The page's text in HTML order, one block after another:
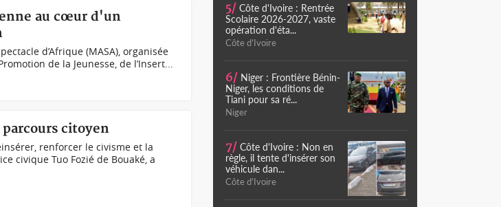
au cœur d'un
d’Afrique (MASA), organisée
de la Jeunesse, de l’Insert...
citoyen
renforcer le civisme et la
civique Tuo Fozié de Bouaké, a
5/ Côte d'Ivoire : Rentrée
Scolaire 2026-2027, vaste
opération d'éta...
Côte d'Ivoire
6/ Niger : Frontière Bénin-
Niger, les conditions de
Tiani pour sa ré...
Niger
7/ Côte d'Ivoire : Non en
règle, il tente d'insérer son
véhicule dan...
Côte d'Ivoire